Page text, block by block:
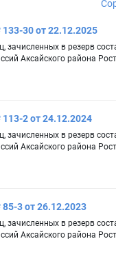
30 от 22.12.2025
зачисленных в резерв
Аксайского района
2 от 24.12.2024
зачисленных в резерв
Аксайского района
3 от 26.12.2023
зачисленных в резерв
Аксайского района